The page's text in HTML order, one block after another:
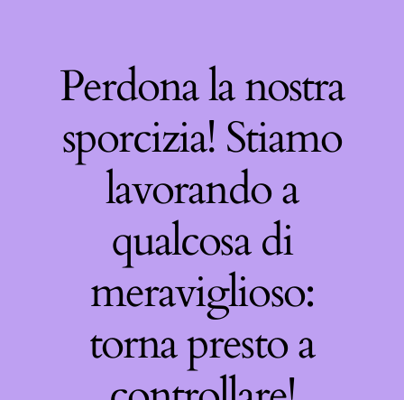
Perdona la nostra
sporcizia! Stiamo
lavorando a
qualcosa di
meraviglioso:
torna presto a